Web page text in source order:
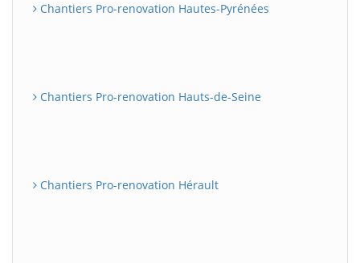
Chantiers Pro-renovation Hautes-Pyrénées
Chantiers Pro-renovation Hauts-de-Seine
Chantiers Pro-renovation Hérault